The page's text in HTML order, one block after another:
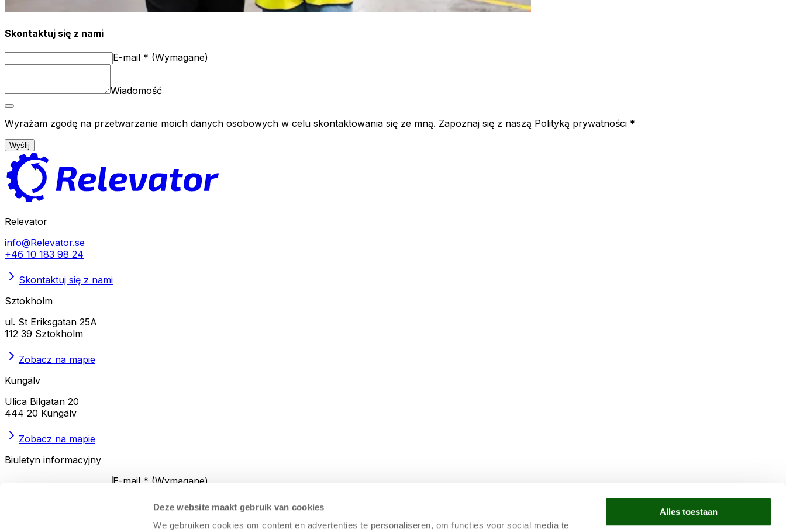
Deze website maakt gebruik van cookies
We gebruiken cookies om content en advertenties te personaliseren, om functies voor social media te
Alles toestaan
Skontaktuj się z nami
E-mail * (Wymagane)
Wiadomość
Wyrażam zgodę na przetwarzanie moich danych osobowych w celu skontaktowania się ze mną. Zapoznaj się z naszą Polityką prywatności *
Wyślij
Relevator
info@Relevator.se
+46 10 183 98 24
Skontaktuj się z nami
Sztokholm
ul. St Eriksgatan 25A
112 39 Sztokholm
Zobacz na mapie
Kungälv
Ulica Bilgatan 20
444 20 Kungälv
Zobacz na mapie
Biuletyn informacyjny
E-mail * (Wymagane)
Wyrażam zgodę na przetwarzanie moich danych osobowych w celu skontaktowania się ze mną. Zapoznaj się z naszą Polityką prywatności *